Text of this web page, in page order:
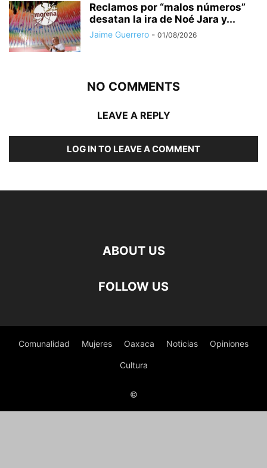
Reclamos por “malos números”
desatan la ira de Noé Jara y...
Jaime Guerrero - 01/08/2026
NO COMMENTS
LEAVE A REPLY
LOG IN TO LEAVE A COMMENT
ABOUT US
FOLLOW US
Comunalidad Mujeres Oaxaca Noticias Opiniones
Cultura
©